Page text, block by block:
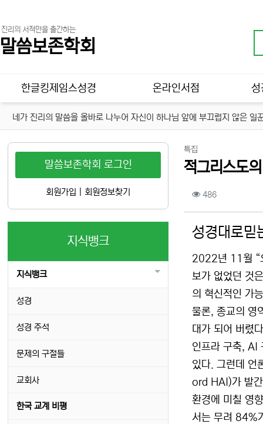
진리의 서적만을 출간하는
말씀보존학회
메인 메뉴
한글킹제임스성경 온라인서점 성
네가 진리의 말씀을 올바로 나누어 자신이 하나님 앞에 부끄럽지 않은
특집
적그리스도
컨텐츠 정보
486조회
성경대로믿
2022년 11월 “
보가 없었던 것
의 혁신적인 가
물론, 종교의 영
대가 되어 버렸
인프라 구축, AI
있다. 그런데 언
ord HAI)가 발
환경에 미칠 영
서는 무려 84%
말씀보존학회 로그인
회원가입 회원정보찾기
지식뱅크
지식뱅크
성경
성경 주석
문제의 구절들
교회사
한국 교계 비평